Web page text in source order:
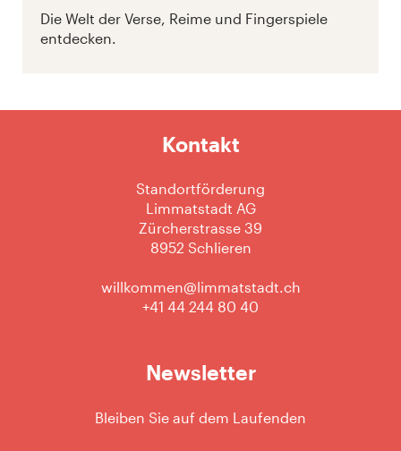
Die Welt der Verse, Reime und Fingerspiele
entdecken.
Kontakt
Standortförderung
Limmatstadt AG
Zürcherstrasse 39
8952 Schlieren
willkommen@limmatstadt.ch
+41 44 244 80 40
Newsletter
Bleiben Sie auf dem Laufenden